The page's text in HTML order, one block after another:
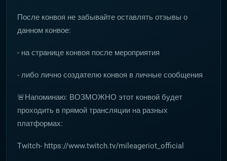
После конвоя не забывайте оставлять отзывы о
данном конвое:
- на странице конвоя после мероприятия
- либо лично создателю конвоя в личные сообщения
🚨Напоминаю: ВОЗМОЖНО этот конвой будет
проходить в прямой трансляции на разных
платформах:
Twitch- https://www.twitch.tv/mileageriot_official